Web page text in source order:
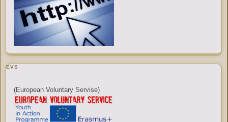
EVS
(European Voluntary Servise)